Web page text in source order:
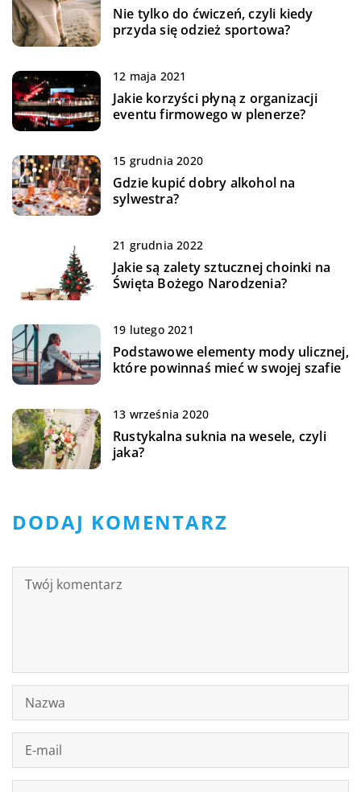
Nie tylko do ćwiczeń, czyli kiedy
przyda się odzież sportowa?
12 maja 2021
Jakie korzyści płyną z organizacji
eventu firmowego w plenerze?
15 grudnia 2020
Gdzie kupić dobry alkohol na
sylwestra?
21 grudnia 2022
Jakie są zalety sztucznej choinki na
Święta Bożego Narodzenia?
19 lutego 2021
Podstawowe elementy mody ulicznej,
które powinnaś mieć w swojej szafie
13 września 2020
Rustykalna suknia na wesele, czyli
jaka?
DODAJ KOMENTARZ